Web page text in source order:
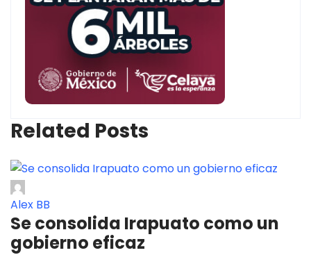
Related Posts
Alex BB
Se consolida Irapuato como un
gobierno eficaz